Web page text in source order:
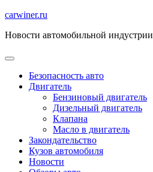
Перейти
содержимому
carwiner.ru
Новости автомобильной индустрии
Безопасность авто
Двигатель
Бензиновый двигатель
Дизельный двигатель
Клапана
Масло в двигатель
Закондательство
Кузов автомобиля
Новости